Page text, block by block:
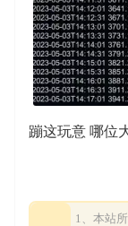
蹦这玩意 哪位
1、本站